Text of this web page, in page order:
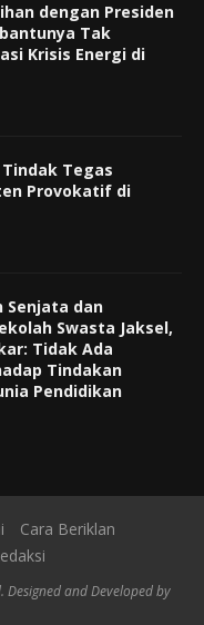
dengan Presiden
Tak
Krisis Energi di
Tegas
Provokatif di
Senjata dan
Swasta Jaksel,
Tidak Ada
Tindakan
Pendidikan
Cara Beriklan
Designed and Developed by